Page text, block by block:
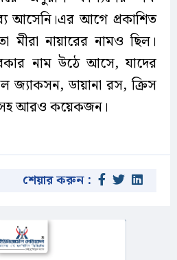
আসেনি।এর আগে প্রকাশিত
মীরা নায়ারের নামও ছিল।
নাম উঠে আসে, যাদের
জ্যাকসন, ডায়ানা রস, ক্রিস
আরও কয়েকজন।
শেয়ার করুন :